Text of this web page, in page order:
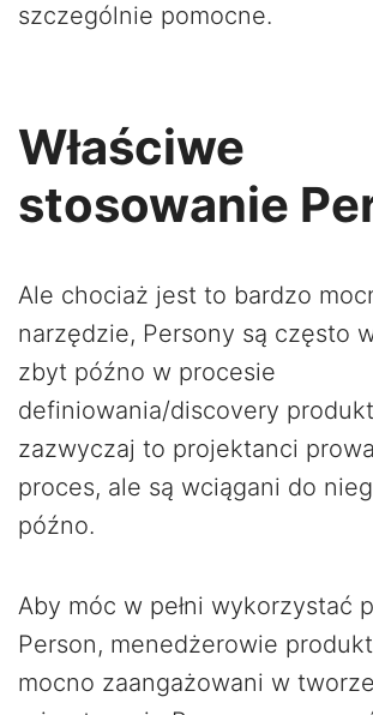
szczególnie pomocne.
Właściwe
stosowanie
Ale chociaż jest to bardzo
narzędzie, Persony są często
zbyt późno w procesie
definiowania/discovery
zazwyczaj to projektanci
proces, ale są wciągani do
późno.
Aby móc w pełni wykorzystać
Person, menedżerowie
mocno zaangażowani w